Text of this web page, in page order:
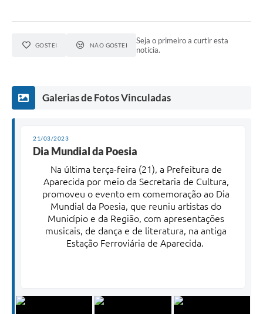
GOSTEI NÃO GOSTEI
Seja o primeiro a curtir esta
notícia.
Galerias de Fotos Vinculadas
21/03/2023
Dia Mundial da Poesia
Na última terça-feira (21), a Prefeitura de
Aparecida por meio da Secretaria de Cultura,
promoveu o evento em comemoração ao Dia
Mundial da Poesia, que reuniu artistas do
Município e da Região, com apresentações
musicais, de dança e de literatura, na antiga
Estação Ferroviária de Aparecida.